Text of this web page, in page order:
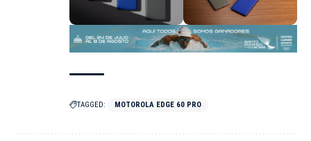
TAGGED: MOTOROLA EDGE 60 PRO